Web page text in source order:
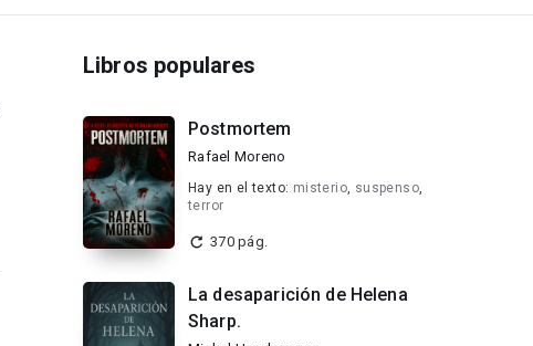
Libros populares
Postmortem
Rafael Moreno
Hay en el texto: misterio, suspenso,
terror
370 pág.
La desaparición de Helena
Sharp.